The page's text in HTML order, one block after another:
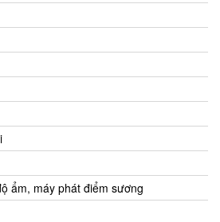
ẩm, máy phát điểm sương